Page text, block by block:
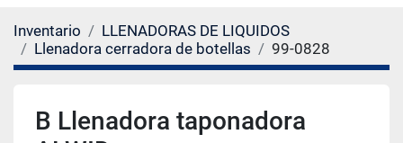
Inventario
LLENADORAS DE LIQUIDOS
Llenadora cerradora de botellas
99-0828
B Llenadora taponadora